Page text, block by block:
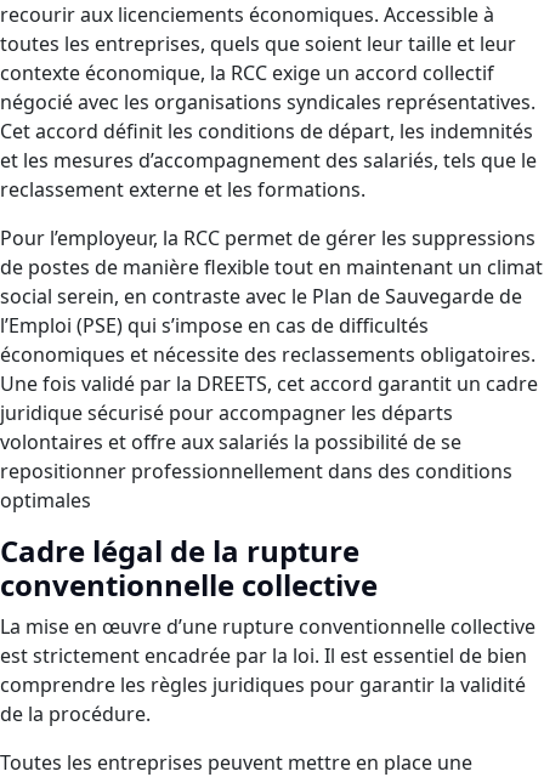
recourir aux licenciements économiques. Accessible à
toutes les entreprises, quels que soient leur taille et leur
contexte économique, la RCC exige un accord collectif
négocié avec les organisations syndicales représentatives.
Cet accord définit les conditions de départ, les indemnités
et les mesures d’accompagnement des salariés, tels que le
reclassement externe et les formations.
Pour l’employeur, la RCC permet de gérer les suppressions
de postes de manière flexible tout en maintenant un climat
social serein, en contraste avec le Plan de Sauvegarde de
l’Emploi (PSE) qui s’impose en cas de difficultés
économiques et nécessite des reclassements obligatoires.
Une fois validé par la DREETS, cet accord garantit un cadre
juridique sécurisé pour accompagner les départs
volontaires et offre aux salariés la possibilité de se
repositionner professionnellement dans des conditions
optimales
Cadre légal de la rupture
conventionnelle collective
La mise en œuvre d’une rupture conventionnelle collective
est strictement encadrée par la loi. Il est essentiel de bien
comprendre les règles juridiques pour garantir la validité
de la procédure.
Toutes les entreprises peuvent mettre en place une